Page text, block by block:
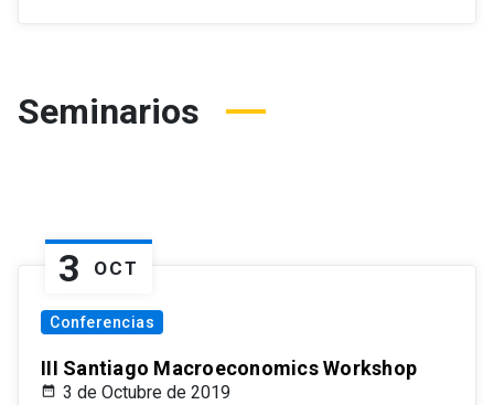
Seminarios
3 OCT
Conferencias
III Santiago Macroeconomics Workshop
3 de Octubre de 2019